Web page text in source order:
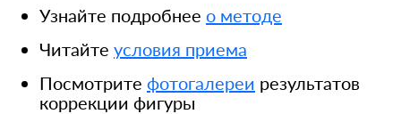
Узнайте подробнее о методе
Читайте условия приема
Посмотрите фотогалереи результатов
коррекции фигуры